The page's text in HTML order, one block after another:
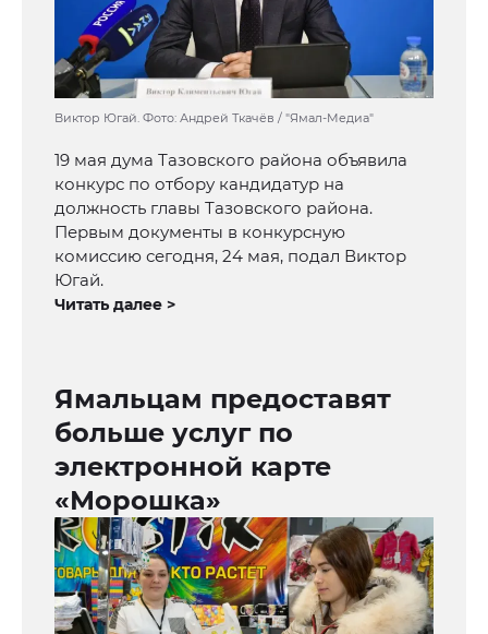
Виктор Югай. Фото: Андрей Ткачёв / "Ямал-Медиа"
19 мая дума Тазовского района объявила
конкурс по отбору кандидатур на
должность главы Тазовского района.
Первым документы в конкурсную
комиссию сегодня, 24 мая, подал Виктор
Югай.
Читать далее >
Ямальцам предоставят
больше услуг по
электронной карте
«Морошка»